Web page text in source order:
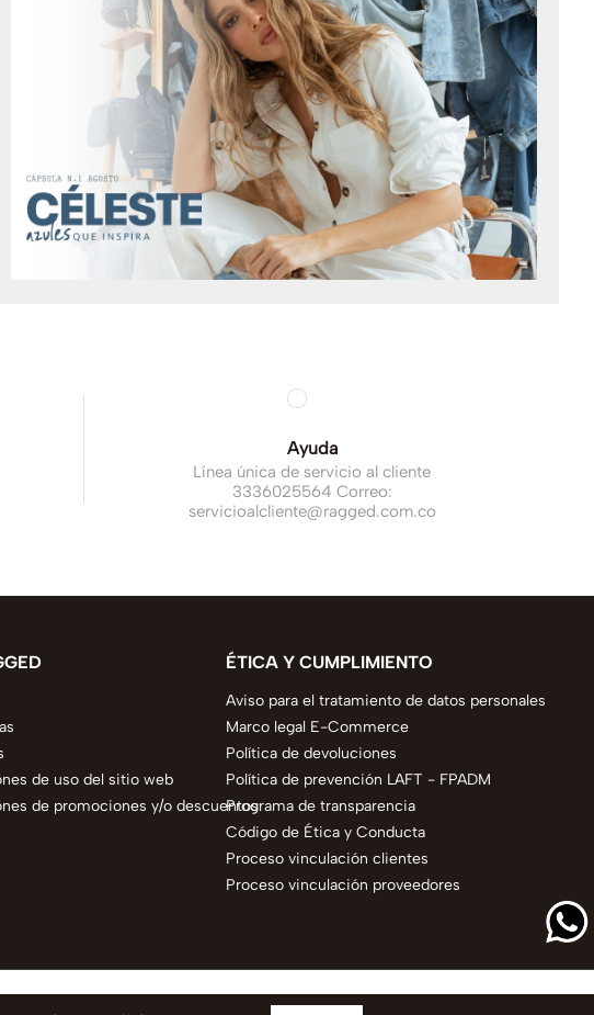
Ayuda
Línea única de servicio al cliente
3336025564 Correo:
servicioalcliente@ragged.com.co
de uso del sitio web
de promociones y/o descuentos
ÉTICA Y CUMPLIMIENTO
Aviso para el tratamiento de datos personales
Marco legal E-Commerce
Política de devoluciones
Política de prevención LAFT - FPADM
Programa de transparencia
Código de Ética y Conducta
Proceso vinculación clientes
Proceso vinculación proveedores